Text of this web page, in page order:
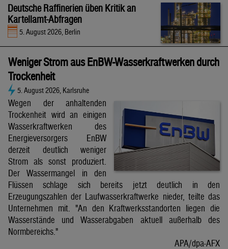
Deutsche Raffinerien üben Kritik an
Kartellamt-Abfragen
5. August 2026, Berlin
Weniger Strom aus EnBW-Wasserkraftwerken durch
Trockenheit
5. August 2026, Karlsruhe
Wegen der anhaltenden
Trockenheit wird an einigen
Wasserkraftwerken des
Energieversorgers EnBW
derzeit deutlich weniger
Strom als sonst produziert.
Der Wassermangel in den
Flüssen schlage sich bereits jetzt deutlich in den
Erzeugungszahlen der Laufwasserkraftwerke nieder, teilte das
Unternehmen mit. "An den Kraftwerksstandorten liegen die
Wasserstände und Wasserabgaben aktuell außerhalb des
Normbereichs."
APA/dpa-AFX